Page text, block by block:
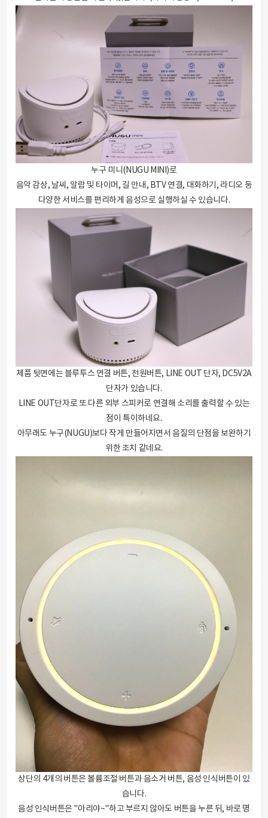
누구 미니(NUGU MINI)로
음악 감상, 날씨, 알람 및 타이머, 길 안내, BTV 연결, 대화하기, 라디오 둥
다양한 서비스를 편리하게 음성으로 실행하실 수 있습니다.
제품 뒷면에는 블루투스 연결 버튼, 전원버튼, LINE OUT 단자, DC5V2A
단자가 있습니다.
LINE OUT단자로 또 다른 외부 스피커로 연결해 소리를 출력할 수 있는
점이 특이하네요.
아무래도 누구(NUGU)보다 작게 만들어지면서 음질의 단점을 보완하기
위한 조치 같네요.
상단의 4개의 버튼은 볼륨조절 버튼과 음소거 버튼, 음성 인식버튼이 있
습니다.
음성 인식버튼은 "아리야~"하고 부르지 않아도 버튼을 누른 뒤, 바로 명